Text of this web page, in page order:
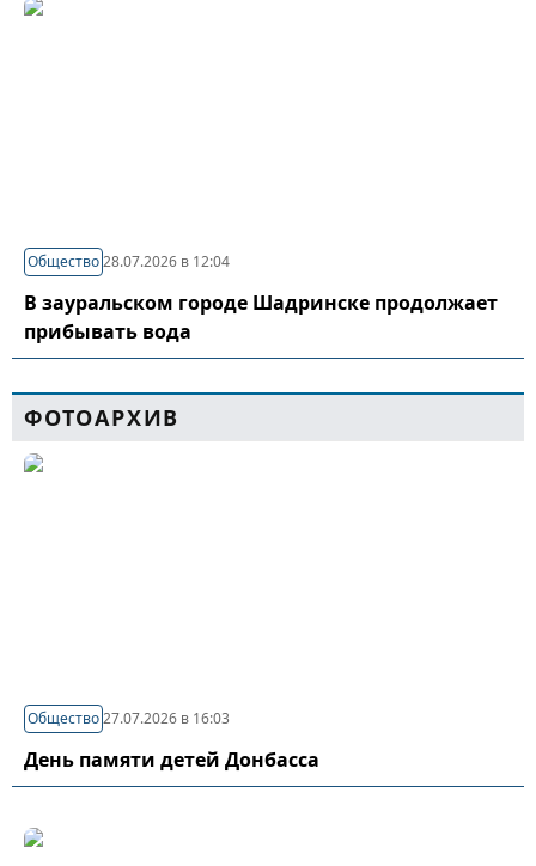
Общество28.07.2026 в 12:04
В зауральском городе Шадринске продолжает
прибывать вода
ФОТОАРХИВ
Общество27.07.2026 в 16:03
День памяти детей Донбасса